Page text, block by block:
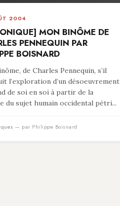
2004
MON BINÔME DE
PENNEQUIN PAR
BOISNARD
de Charles Pennequin, s’il
l’exploration d’un désoeuvrement
de soi en soi à partir de la
du sujet humain occidental pétri...
— par Philippe Boisnard